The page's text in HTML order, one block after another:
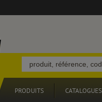
PRODUITS CATALOGUES